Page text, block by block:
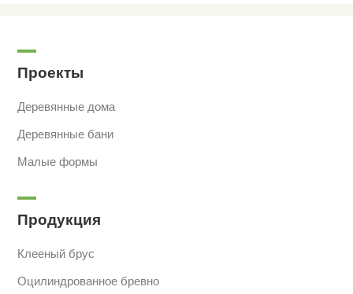
Проекты
Деревянные дома
Деревянные бани
Малые формы
Продукция
Клееный брус
Оцилиндрованное бревно